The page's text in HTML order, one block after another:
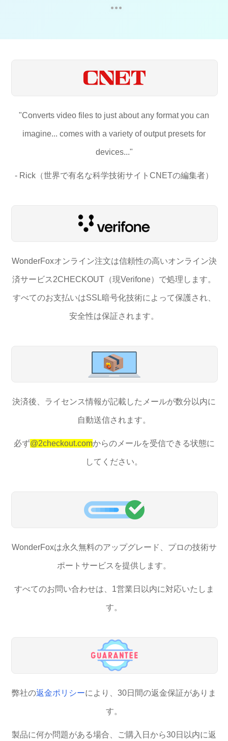
"Converts video files to just about any format you can
imagine... comes with a variety of output presets for
devices..."
- Rick（世界で有名な科学技術サイトCNETの編集者）
WonderFoxオンライン注文は信頼性の高いオンライン決
済サービス2CHECKOUT（現Verifone）で処理します。
すべてのお支払いはSSL暗号化技術によって保護され、
安全性は保証されます。
決済後、ライセンス情報が記載したメールが数分以内に
自動送信されます。
必ず@2checkout.comからのメールを受信できる状態に
してください。
WonderFoxは永久無料のアップグレード、プロの技術サ
ポートサービスを提供します。
すべてのお問い合わせは、1営業日以内に対応いたしま
す。
弊社の返金ポリシーにより、30日間の返金保証がありま
す。
製品に何か問題がある場合、ご購入日から30日以内に返